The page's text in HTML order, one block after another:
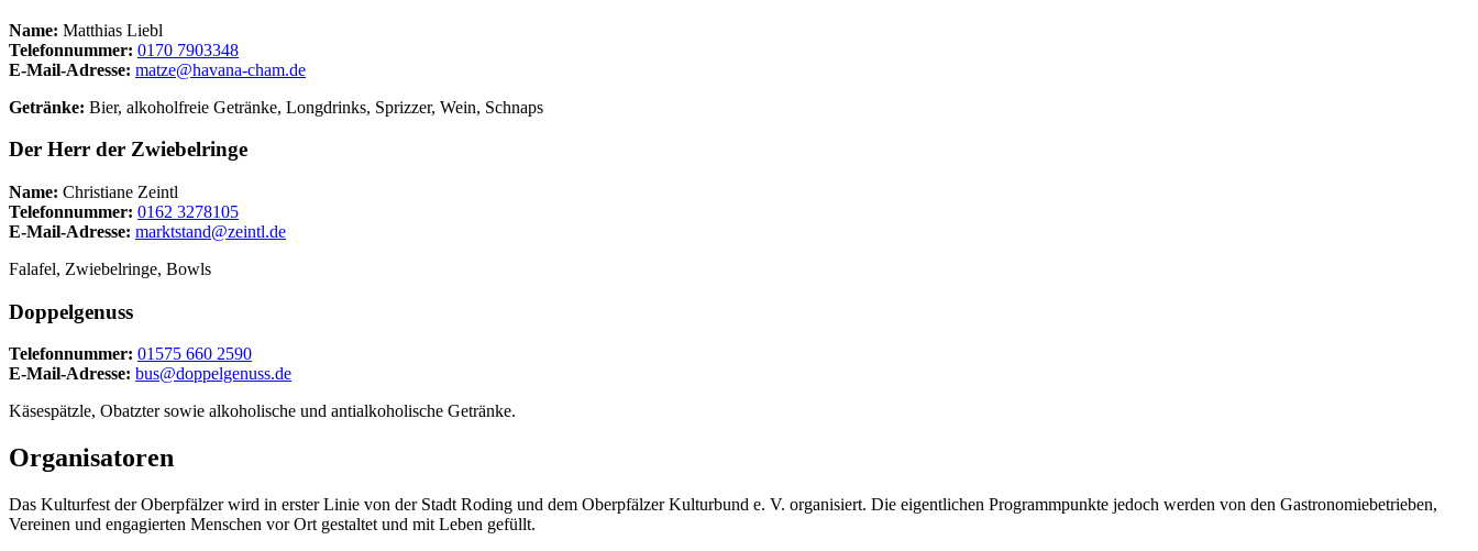
Name: Matthias Liebl
Telefonnummer: 0170 7903348
E-Mail-Adresse: matze@havana-cham.de
Getränke: Bier, alkoholfreie Getränke, Longdrinks, Sprizzer, Wein, Schnaps
Der Herr der Zwiebelringe
Name: Christiane Zeintl
Telefonnummer: ‭0162 3278105‬
E-Mail-Adresse: marktstand@zeintl.de
Falafel, Zwiebelringe, Bowls
Doppelgenuss
Telefonnummer: 01575 660 2590
E-Mail-Adresse: bus@doppelgenuss.de
Käsespätzle, Obatzter sowie alkoholische und antialkoholische Getränke.
Organisatoren
Das Kulturfest der Oberpfälzer wird in erster Linie von der Stadt Roding und dem Oberpfälzer Kulturbund e. V. organisiert. Die eigentlichen Programmpunkte jedoch werden von den Gastronomiebetrieben,
Vereinen und engagierten Menschen vor Ort gestaltet und mit Leben gefüllt.